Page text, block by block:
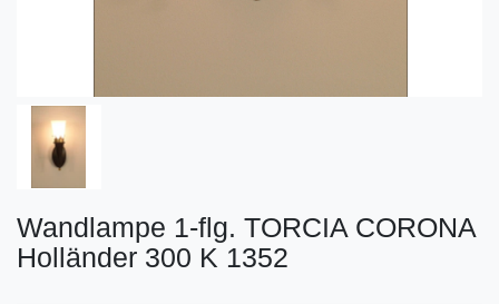
Wandlampe 1-flg. TORCIA CORONA
Holländer 300 K 1352